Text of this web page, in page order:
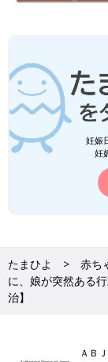
妊娠
妊
たまひよ 赤ち
に、娘が突然ある
治】
ＡＢ